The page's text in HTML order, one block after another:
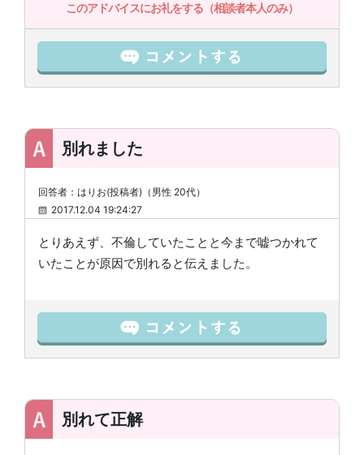
このアドバイスにお礼をする（相談者本人のみ）
別れました
回答者：はりお(投稿者)（男性 20代）
2017.12.04 19:24:27
とりあえず、不倫していたことと今まで嘘つかれて
いたことが原因で別れると伝えました。
別れて正解